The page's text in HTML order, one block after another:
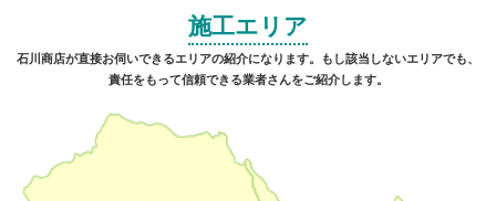
施工エリア
石川商店が直接お伺いできるエリアの紹介になります。もし該当しないエリアでも、
責任をもって信頼できる業者さんをご紹介します。